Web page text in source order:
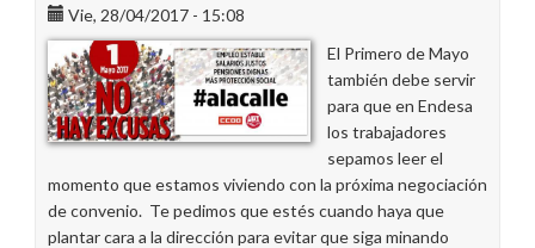
la
negociación
del
V
Convenio
Marco
Vie, 28/04/2017 - 15:08
El Primero de Mayo
también debe servir
para que en Endesa
los trabajadores
sepamos leer el
momento que estamos viviendo con la próxima negociación
de convenio. Te pedimos que estés cuando haya que
plantar cara a la dirección para evitar que siga minando